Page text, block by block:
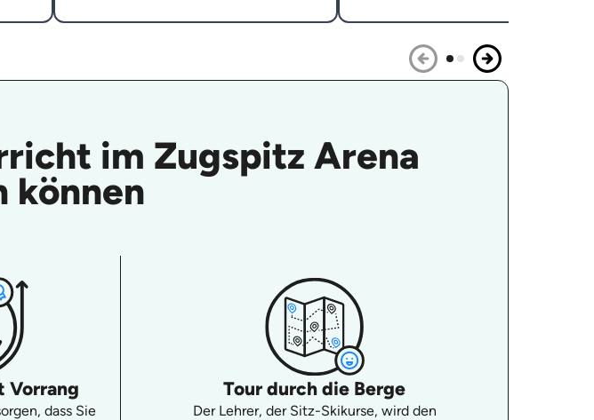
im Zugspitz Arena
können
Vorrang
dass Sie
Tour durch die Berge
Der Lehrer, der Sitz-Skikurse, wird den